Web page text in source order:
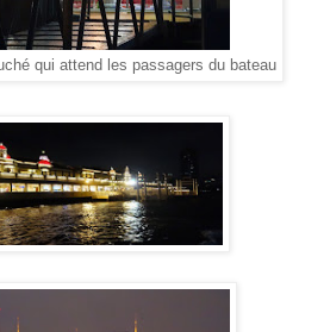
qui attend les passagers du bateau